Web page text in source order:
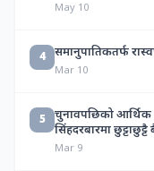
May 10
4 समानुपातिकतर्फ
Mar 10
5
चुनावपछिको आर्थिक
सिंहदरबारमा
Mar 9